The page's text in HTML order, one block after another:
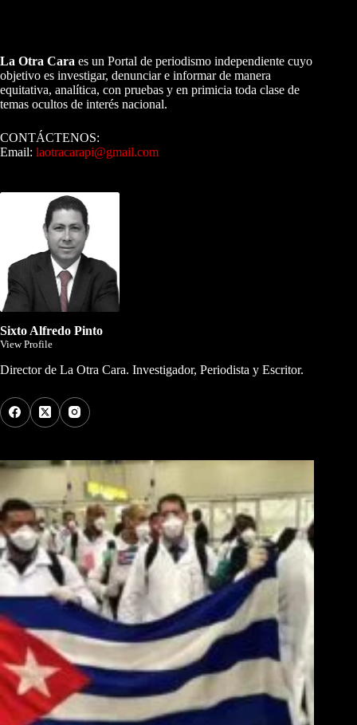
La Otra Cara es un Portal de periodismo independiente cuyo
objetivo es investigar, denunciar e informar de manera
equitativa, analítica, con pruebas y en primicia toda clase de
temas ocultos de interés nacional.
CONTÁCTENOS:
Email: laotracarapi@gmail.com
Sixto Alfredo Pinto
View Profile
Director de La Otra Cara. Investigador, Periodista y Escritor.